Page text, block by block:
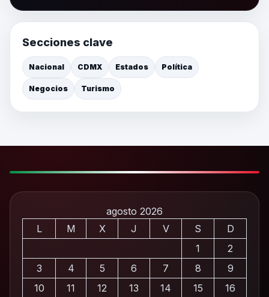
Secciones clave
Nacional CDMX Estados Política
Negocios Turismo
agosto 2026
L
M X J V S
D
1
2
3
4 5 6 7 8
9
10
11 12 13 14 15
16